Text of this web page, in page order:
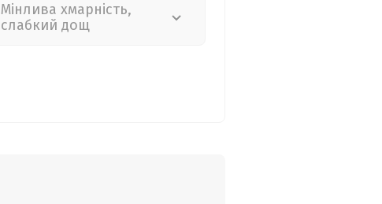
Мінлива хмарність,
слабкий дощ